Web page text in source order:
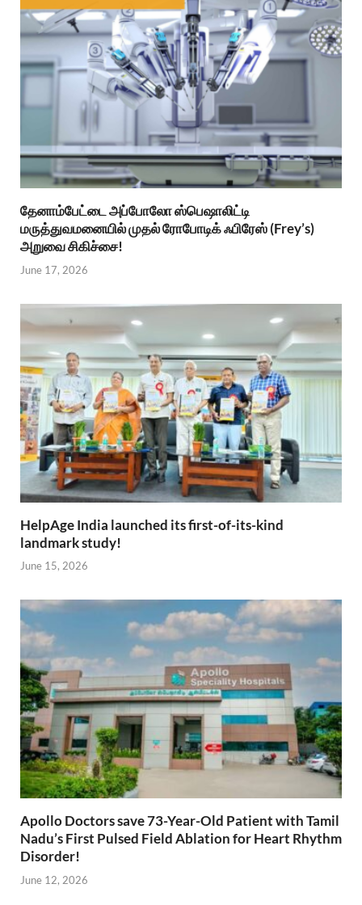
தேனாம்பேட்டை அப்போலோ ஸ்பெஷாலிட்டி
மருத்துவமனையில் முதல் ரோபோடிக் ஃபிரேஸ் (Frey’s)
அறுவை சிகிச்சை!
June 17, 2026
HelpAge India launched its first-of-its-kind
landmark study!
June 15, 2026
Apollo Doctors save 73-Year-Old Patient with Tamil
Nadu’s First Pulsed Field Ablation for Heart Rhythm
Disorder!
June 12, 2026